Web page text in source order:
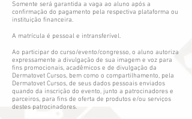
Somente será garantida a vaga ao aluno após a
confirmação do pagamento pela respectiva plataforma ou
instituição financeira.
A matrícula é pessoal e intransferível.
Ao participar do curso/evento/congresso, o aluno autoriza
expressamente a divulgação de sua imagem e voz para
fins promocionais, acadêmicos e de divulgação da
Dermatovet Cursos, bem como o compartilhamento, pela
Dermatovet Cursos, de seus dados pessoais enviados
quando da inscrição do evento, junto a patrocinadores e
parceiros, para fins de oferta de produtos e/ou serviços
destes patrocinadores.